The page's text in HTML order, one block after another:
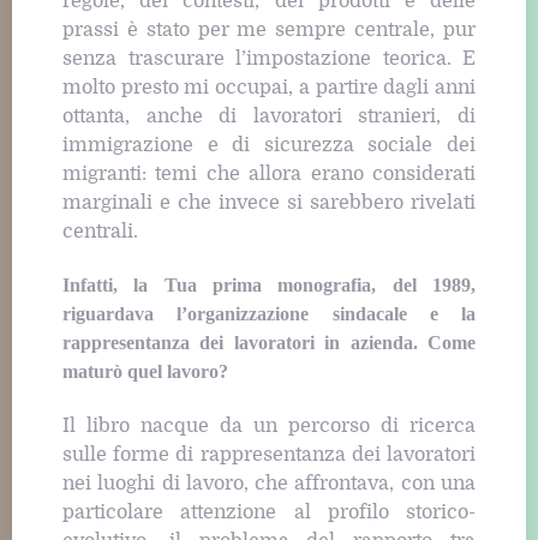
prassi è stato per me sempre centrale, pur
senza trascurare l’impostazione teorica. E
molto presto mi occupai, a partire dagli anni
ottanta, anche di lavoratori stranieri, di
immigrazione e di sicurezza sociale dei
migranti: temi che allora erano considerati
marginali e che invece si sarebbero rivelati
centrali.
Infatti, la Tua prima monografia, del 1989,
riguardava l’organizzazione sindacale e la
rappresentanza dei lavoratori in azienda. Come
maturò quel lavoro?
Il libro nacque da un percorso di ricerca
sulle forme di rappresentanza dei lavoratori
nei luoghi di lavoro, che affrontava, con una
particolare attenzione al profilo storico-